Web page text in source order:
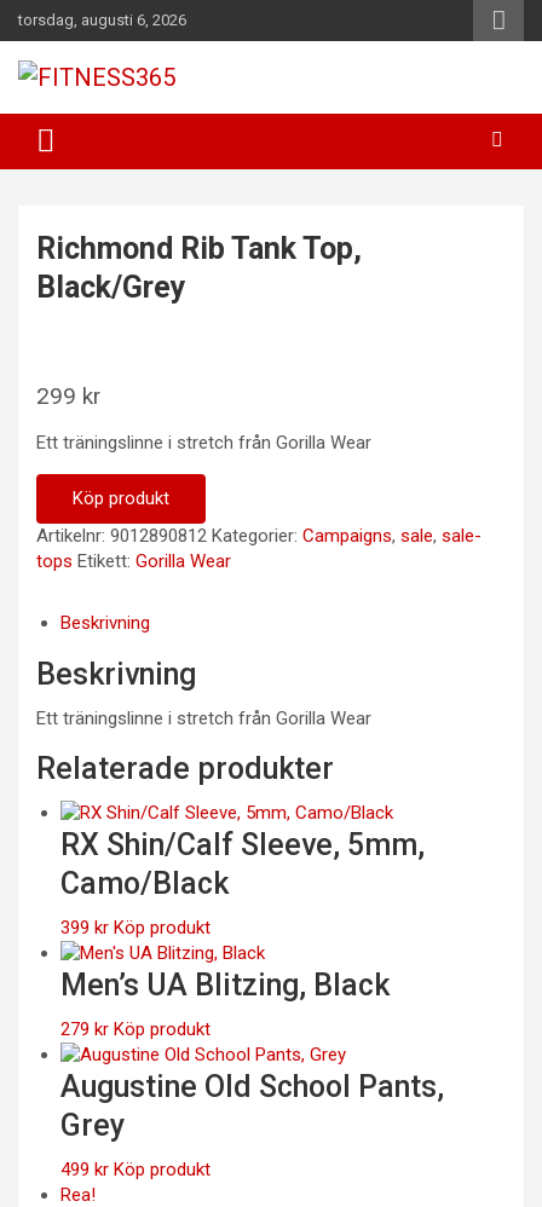
Hoppa
till
innehåll
torsdag, augusti 6, 2026
FITNESS365
Richmond Rib Tank Top,
Black/Grey
299 kr
Ett träningslinne i stretch från Gorilla Wear
Köp produkt
Artikelnr: 9012890812 Kategorier: Campaigns, sale, sale-
tops Etikett: Gorilla Wear
Beskrivning
Beskrivning
Ett träningslinne i stretch från Gorilla Wear
Relaterade produkter
RX Shin/Calf Sleeve, 5mm,
Camo/Black
399 kr Köp produkt
Men’s UA Blitzing, Black
279 kr Köp produkt
Augustine Old School Pants,
Grey
499 kr Köp produkt
Rea!